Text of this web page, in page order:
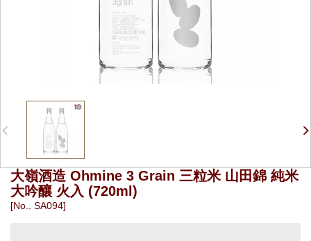
大嶺酒造 Ohmine 3 Grain 三粒米 山田錦 純米
大吟釀 火入 (720ml)
[No.. SA094]